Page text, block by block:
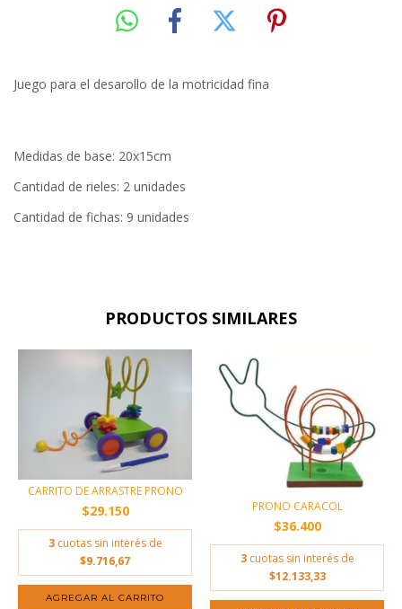
Juego para el desarollo de la motricidad fina
Medidas de base: 20x15cm
Cantidad de rieles: 2 unidades
Cantidad de fichas: 9 unidades
PRODUCTOS SIMILARES
CARRITO DE ARRASTRE PRONO
$29.150
3 cuotas sin interés de
$9.716,67
PRONO CARACOL
$36.400
3 cuotas sin interés de
$12.133,33